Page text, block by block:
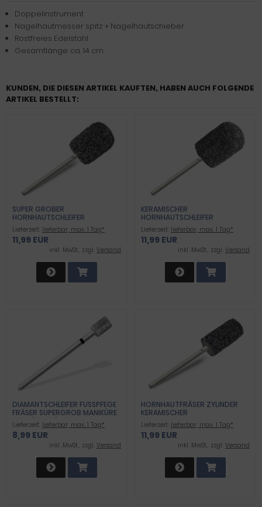
Doppelinstrument
Nagelhautmesser spitz + Nagelhautschieber
Rostfreies Edelstahl
Gesamtlänge: ca. 14 cm
KUNDEN, DIE DIESEN ARTIKEL KAUFTEN, HABEN AUCH FOLGENDE
ARTIKEL BESTELLT:
SUPER GROBER
HORNHAUTSCHLEIFER
Lieferzeit: lieferbar, max. 1 Tag*
11,99 EUR
inkl .MwSt., zzgl. Versand
KERAMISCHER
HORNHAUTSCHLEIFER
Lieferzeit: lieferbar, max. 1 Tag*
11,99 EUR
inkl .MwSt., zzgl. Versand
DIAMANTSCHLEIFER FUSSPFEGE F
RÄSER SUPERGROB MANIKÜRE P
EDIKÜRE FRÄSERAUFSATZ H
ORNHAUTSCHLEIFER FÜR A
RBEITEN AN NÄGELN UND H
Lieferzeit: lieferbar, max. 1 Tag*
8,99 EUR
inkl .MwSt., zzgl. Versand
HORNHAUTFRÄSER ZYLINDER
KERAMISCHER
HORNHAUTENFERNER
Lieferzeit: lieferbar, max. 1 Tag*
11,99 EUR
inkl .MwSt., zzgl. Versand